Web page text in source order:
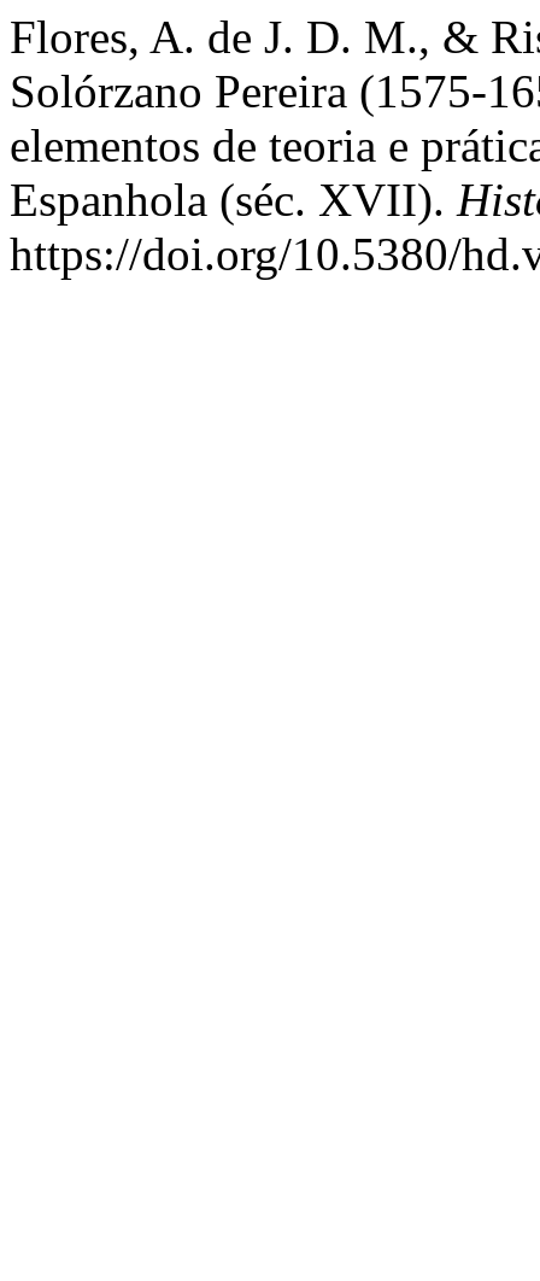
Flores, A. de J. D. M., &
Solórzano Pereira (1575-
elementos de teoria e
Espanhola (séc. XVII).
https://doi.org/10.5380/